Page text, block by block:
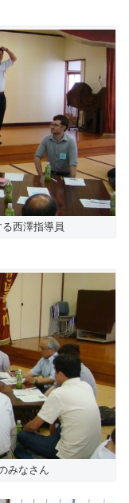
西澤指導員
みなさん